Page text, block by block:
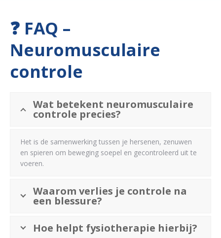
❓ FAQ –
Neuromusculaire
controle
Wat betekent neuromusculaire
controle precies?
Het is de samenwerking tussen je hersenen, zenuwen
en spieren om beweging soepel en gecontroleerd uit te
voeren.
Waarom verlies je controle na
een blessure?
Hoe helpt fysiotherapie hierbij?